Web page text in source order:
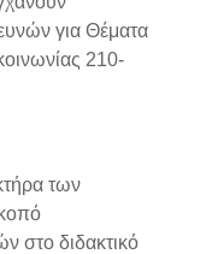
για Θέματα
210-
των
στο διδακτικό